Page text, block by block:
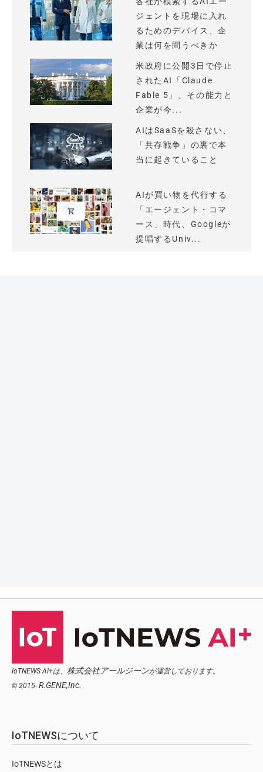
ジェントを現場に入れ
るためのデバイス、企
業は何を問うべきか
米政府に公開3日で停止
されたAI「Claude
Fable 5」、その能力と
企業が今...
AIはSaaSを殺さない、
「共存戦争」の裏で本
当に起きていること
AIが買い物を代行する
「エージェント・コマ
ース」時代、Googleが
提唱するUniv...
IoTNEWS AI+は、 株式会社アールジーンが運営しております。
© 2015- R.GENE,Inc.
IoTNEWSについて
IoTNEWSとは